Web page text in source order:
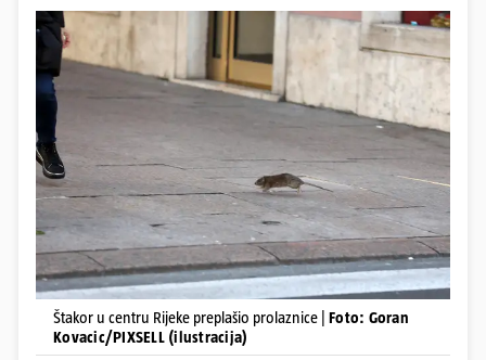
Štakor u centru Rijeke preplašio prolaznice | Foto: Goran
Kovacic/PIXSELL (ilustracija)